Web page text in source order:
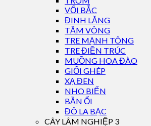
VỐI BẮC
ĐINH LĂNG
TẦM VÔNG
TRE MẠNH TÔNG
TRE ĐIỀN TRÚC
MUỒNG HOA ĐÀO
GIỔI GHÉP
XẠ ĐEN
NHO BIỂN
BẦN ỔI
ĐÔ LA BẠC
CÂY LÂM NGHIỆP 3